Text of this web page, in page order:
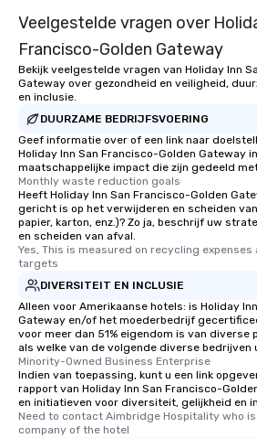
Veelgestelde vragen over
Francisco-Golden Gateway
Bekijk veelgestelde vragen van Holiday Inn
Gateway over gezondheid en veiligheid,
en inclusie.
DUURZAME BEDRIJFSVOERING
Geef informatie over of een link naar
Holiday Inn San Francisco-Golden Gateway
maatschappelijke impact die zijn gedeeld
Monthly waste reduction goals
Heeft Holiday Inn San Francisco-Golden
gericht is op het verwijderen en scheiden
papier, karton, enz.)? Zo ja, beschrijf uw
en scheiden van afval.
Yes, This is measured on recycling
targets
DIVERSITEIT EN INCLUSIE
Alleen voor Amerikaanse hotels: is Holiday
Gateway en/of het moederbedrijf
voor meer dan 51% eigendom is van diverse
als welke van de volgende diverse bedrijven
Minority-Owned Business Enterprise
Indien van toepassing, kunt u een link
rapport van Holiday Inn San Francisco-
en initiatieven voor diversiteit, gelijkheid en
Need to contact Aimbridge Hospitality who
company of the hotel